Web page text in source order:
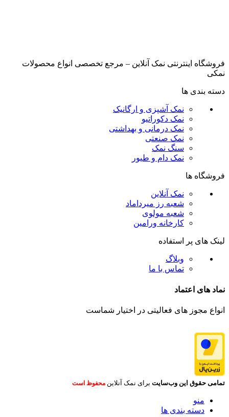
فروشگاه اینترنتی نمک آنلاین – مرجع تخصصی انواع محصولات
نمکی
دسته بندی ها
نمک آشپزی و ارگانیک
نمک دکوراتیو
نمک درمانی و بهداشتی
نمک صنعتی
سنگ نمک
نمک دام و طیور
فروشگاه ها
نمک آنلاین
شعبه رز میرداماد
شعبه مولوی
کارخانه ورامین
لینک های پر استفاده
وبلاگ
تماس با ما
نماد های اعتماد
انواع مجوز های فعالیتی در اختیار شماست
تمامی حقوق این وب‌سایت برای نمک آنلاین محفوظ است
منو
دسته بندی ها